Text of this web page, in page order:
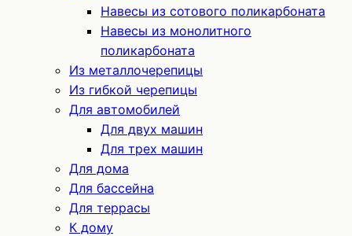
Навесы из сотового поликарбоната
Навесы из монолитного
поликарбоната
Из металлочерепицы
Из гибкой черепицы
Для автомобилей
Для двух машин
Для трех машин
Для дома
Для бассейна
Для террасы
К дому